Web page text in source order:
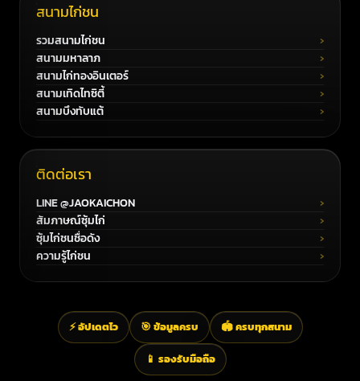
สนามไก่ชน
รวมสนามไก่ชน
สนามมหาลาภ
สนามไก่ทองอินเตอร์
สนามเทิดไทซิตี้
สนามบึงทับแต้
ติดต่อเรา
LINE @JAOKAICHON
สัมภาษณ์ซุ้มไก่
ซุ้มไก่ชนชื่อดัง
ความรู้ไก่ชน
⚡ อัปเดตไว 🎯 ข้อมูลครบ 🏟️ ครบทุกสนาม
📱 รองรับมือถือ